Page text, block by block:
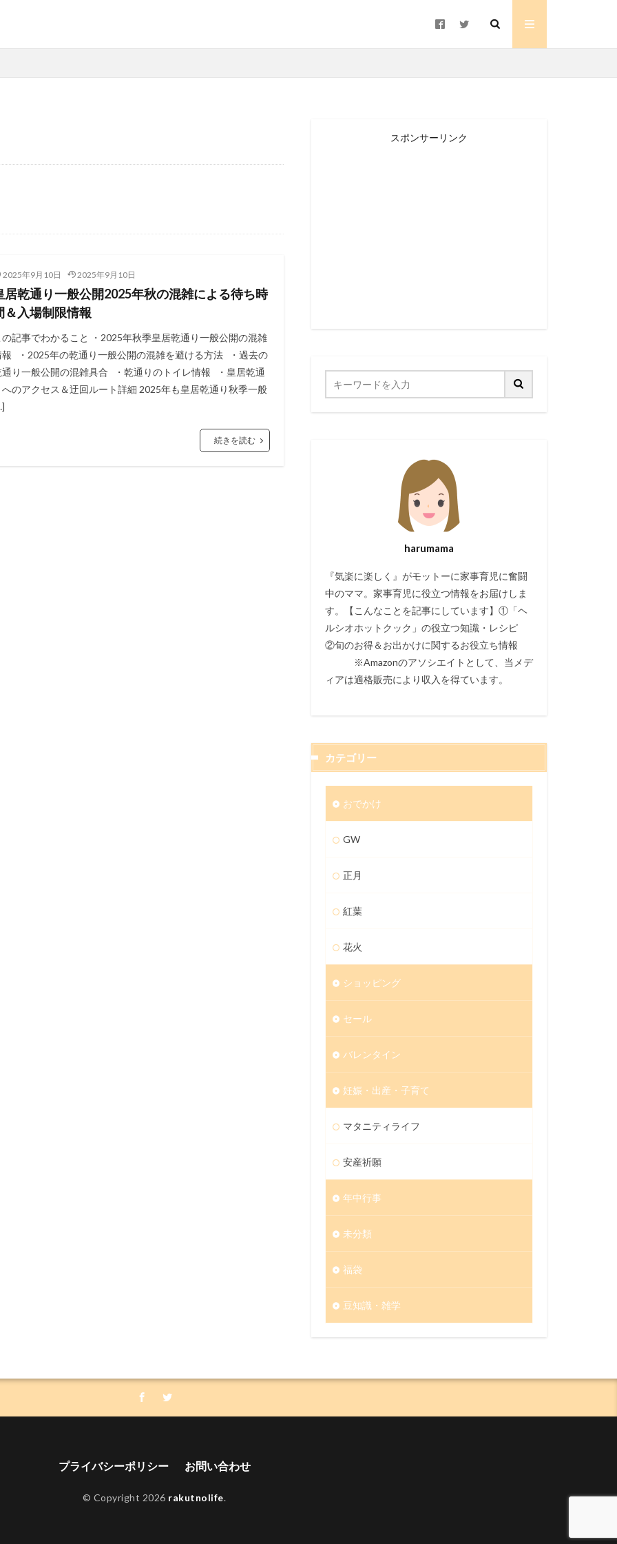
2025年9月10日 2025年9月10日
居乾通り一般公開2025年秋の混雑による待ち時
＆入場制限情報
の記事でわかること ・2025年秋季皇居乾通り一般公開の混雑
報 ・2025年の乾通り一般公開の混雑を避ける方法 ・過去の
通り一般公開の混雑具合 ・乾通りのトイレ情報 ・皇居乾通
へのアクセス＆迂回ルート詳細 2025年も皇居乾通り秋季一般
続きを読む
スポンサーリンク
harumama
『気楽に楽しく』がモットーに家事育児に奮闘
中のママ。家事育児に役立つ情報をお届けしま
す。【こんなことを記事にしています】①「ヘ
ルシオホットクック」の役立つ知識・レシピ
②旬のお得＆お出かけに関するお役立ち情報
※Amazonのアソシエイトとして、当メデ
ィアは適格販売により収入を得ています。
カテゴリー
おでかけ
GW
正月
紅葉
花火
ショッピング
セール
バレンタイン
妊娠・出産・子育て
マタニティライフ
安産祈願
年中行事
未分類
福袋
豆知識・雑学
プライバシーポリシー お問い合わせ
© Copyright 2026 rakutnolife.